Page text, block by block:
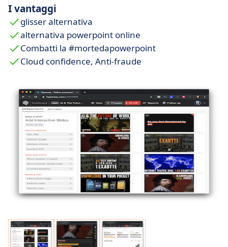
I vantaggi
glisser alternativa
alternativa powerpoint online
Combatti la #mortedapowerpoint
Cloud confidence, Anti-fraude